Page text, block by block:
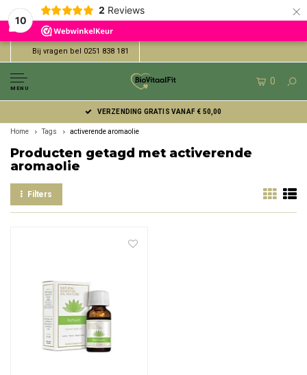
10
2 Reviews ×
Bij vragen bel 0251 838 181
MENU
0
VERZENDING GRATIS VANAF € 50,00
Home Tags activerende aromaolie
Producten getagd met activerende
aromaolie
Filters